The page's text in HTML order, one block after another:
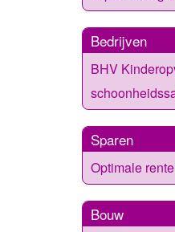
Bedrijven
BHV
Sparen
Optimale
Bouw